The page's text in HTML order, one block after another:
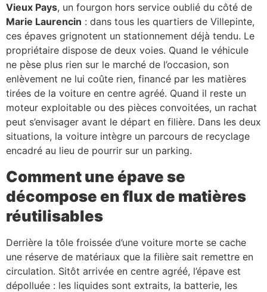
Vieux Pays, un fourgon hors service oublié du côté de
Marie Laurencin : dans tous les quartiers de Villepinte,
ces épaves grignotent un stationnement déjà tendu. Le
propriétaire dispose de deux voies. Quand le véhicule
ne pèse plus rien sur le marché de l’occasion, son
enlèvement ne lui coûte rien, financé par les matières
tirées de la voiture en centre agréé. Quand il reste un
moteur exploitable ou des pièces convoitées, un rachat
peut s’envisager avant le départ en filière. Dans les deux
situations, la voiture intègre un parcours de recyclage
encadré au lieu de pourrir sur un parking.
Comment une épave se
décompose en flux de matières
réutilisables
Derrière la tôle froissée d’une voiture morte se cache
une réserve de matériaux que la filière sait remettre en
circulation. Sitôt arrivée en centre agréé, l’épave est
dépolluée : les liquides sont extraits, la batterie, les